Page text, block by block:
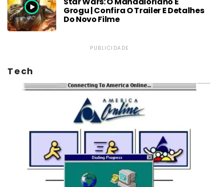
Grogu | Confira O Trailer E Detalhes
Do Novo Filme
PUBLICIDADE
Tech